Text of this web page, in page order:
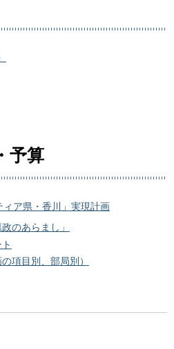
予算
ィア県・香川」実現計画
のあらまし」
項目別、部局別）